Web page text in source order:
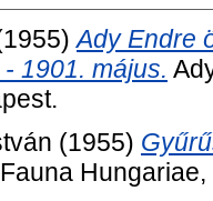
Ady Endre
1901. május.
(1955)